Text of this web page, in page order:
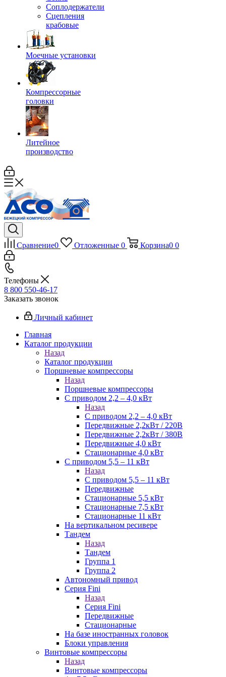
Соплодержатели
Сцепления
крабовые
Моечные установки
Компрессорные
головки
Литейное
производство
Сравнение0 Отложенные 0 Корзина0 0
Телефоны
8 800 550-46-17
Заказать звонок
Личный кабинет
Главная
Каталог продукции
Назад
Каталог продукции
Поршневые компрессоры
Назад
Поршневые компрессоры
С приводом 2,2 – 4,0 кВт
Назад
С приводом 2,2 – 4,0 кВт
Передвижные 2,2кВт / 220В
Передвижные 2,2кВт / 380В
Передвижные 4,0 кВт
Стационарные 4,0 кВт
С приводом 5,5 – 11 кВт
Назад
С приводом 5,5 – 11 кВт
Передвижные
Стационарные 5,5 кВт
Стационарные 7,5 кВт
Стационарные 11 кВт
На вертикальном ресивере
Тандем
Назад
Тандем
Группа 1
Группа 2
Автономный привод
Серия Fini
Назад
Серия Fini
Передвижные
Стационарные
На базе иностранных головок
Блоки управления
Винтовые компрессоры
Назад
Винтовые компрессоры